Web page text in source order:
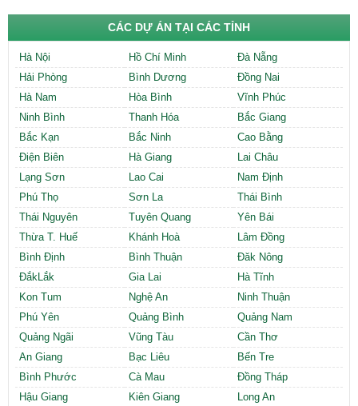
CÁC DỰ ÁN TẠI CÁC TỈNH
Hà Nội Hồ Chí Minh
Đà Nẵng
Hải Phòng
Bình Dương
Đồng Nai
Hà Nam
Hòa Bình
Vĩnh Phúc
Ninh Bình
Thanh Hóa
Bắc Giang
Bắc Kạn
Bắc Ninh
Cao Bằng
Điện Biên
Hà Giang
Lai Châu
Lạng Sơn
Lao Cai
Nam Định
Phú Thọ
Sơn La
Thái Bình
Thái Nguyên
Tuyên Quang
Yên Bái
Thừa T. Huế
Khánh Hoà
Lâm Đồng
Bình Định
Bình Thuận
Đăk Nông
ĐắkLắk
Gia Lai
Hà Tĩnh
Kon Tum
Nghệ An
Ninh Thuận
Phú Yên
Quảng Bình
Quảng Nam
Quảng Ngãi
Vũng Tàu
Cần Thơ
An Giang
Bạc Liêu
Bến Tre
Bình Phước
Cà Mau
Đồng Tháp
Hậu Giang
Kiên Giang
Long An